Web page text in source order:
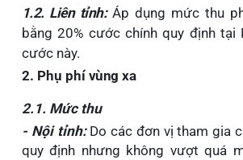
1.2. Liên tỉnh: Áp dụng mức thu
bằng 20% cước chính quy định tại
cước này.
2. Phụ phí vùng xa
2.1. Mức thu
- Nội tỉnh: Do các đơn vị tham gia
quy định nhưng không vượt quá